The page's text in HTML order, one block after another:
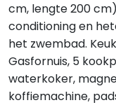
cm, lengte 200
conditioning en
het zwembad.
Gasfornuis, 5
waterkoker,
koffiemachine,